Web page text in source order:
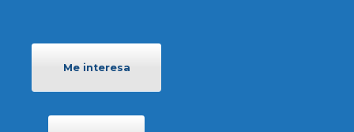
Me interesa